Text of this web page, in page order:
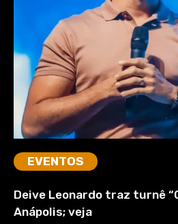
EVENTOS
Deive Leonardo traz turnê
Anápolis; veja